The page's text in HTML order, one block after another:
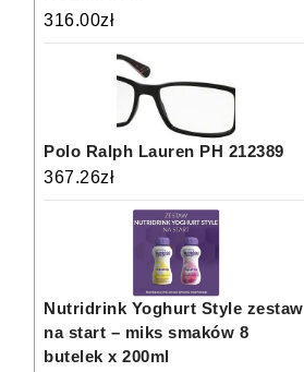
316.00zł
Polo Ralph Lauren PH 212389
367.26zł
Nutridrink Yoghurt Style zestaw
na start – miks smaków 8
butelek x 200ml